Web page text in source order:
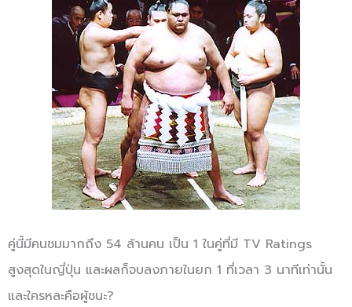
คู่นี้มีคนชมมากถึง 54 ล้านคน เป็น 1 ในคู่ที่มี TV Ratings
สูงสุดในญี่ปุ่น และผลก็จบลงภายในยก 1 ที่เวลา 3 นาทีเท่านั้น
และใครหละคือผู้ชนะ?